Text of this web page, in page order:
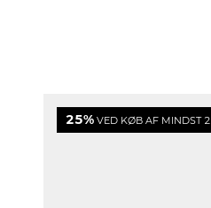
25% VED KØB AF MINDST 2